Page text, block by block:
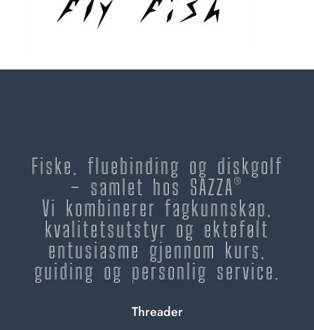
Fiske, fluebinding og diskgolf
– samlet hos SAZZA®
Vi kombinerer fagkunnskap,
kvalitetsutstyr og ektefølt
entusiasme gjennom kurs,
guiding og personlig service.
Threader